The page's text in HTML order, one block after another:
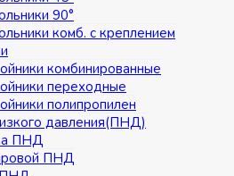
90°
комб. с креплением
комбинированные
переходные
полипропилен
давления(ПНД)
ПНД
ПНД